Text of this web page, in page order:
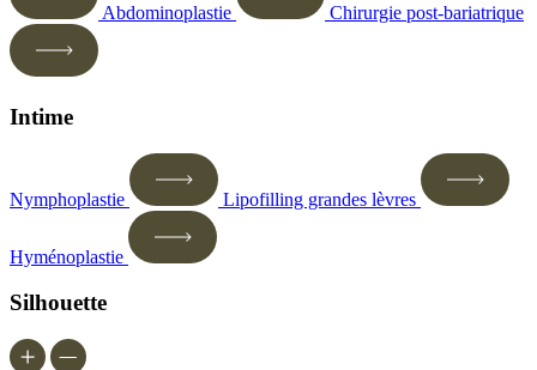
Abdominoplastie Chirurgie post-bariatrique
Intime
Nymphoplastie Lipofilling grandes lèvres
Hyménoplastie
Silhouette